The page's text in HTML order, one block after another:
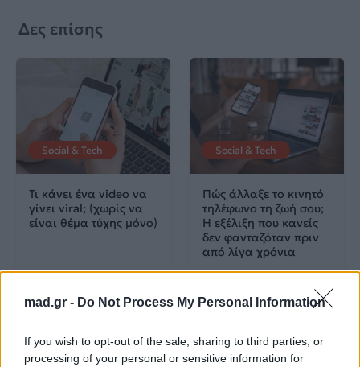
mad.gr - Do Not Process My Personal Information
If you wish to opt-out of the sale, sharing to third parties, or
processing of your personal or sensitive information for
Δες επίσης
Social & Tech
Τι κάνει ένα video να
γίνει viral; (χωρίς να
είναι θέμα τύχης μόνο)
Social & Tech
Πώς άλλαξε το κινητό
τηλέφωνο τη ζωή σου;
Η εξέλιξη που κανείς
δεν φανταζόταν πριν
από λίγα χρόνια